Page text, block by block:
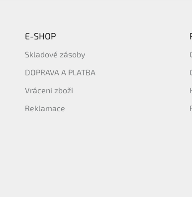
E-SHOP
Skladové zásoby
DOPRAVA A PLATBA
Vrácení zboží
Reklamace